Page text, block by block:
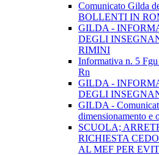
Comunicato Gilda
BOLLENTI IN
GILDA -
DEGLI
RIMINI
Informativa n. 5
Rn
GILDA -
DEGLI
GILDA -
dimensionamento e
SCUOLA;
RICHIESTA
AL MEF PER